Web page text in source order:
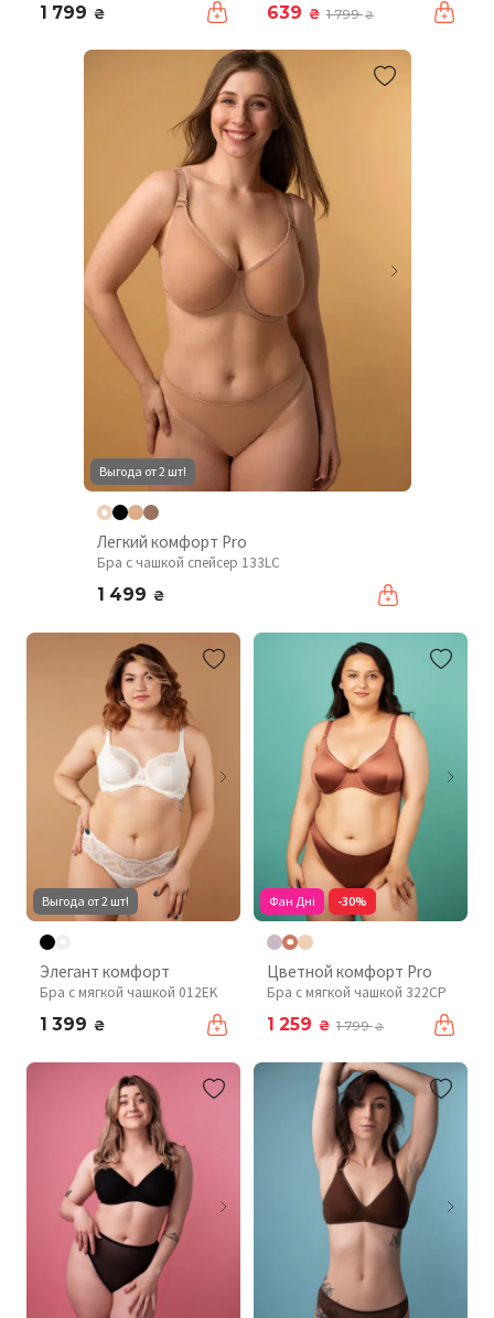
1 799 ₴ 639 ₴ 1 799₴
Выгода от 2 шт!
Легкий комфорт Pro
Бра с чашкой спейсер 133LC
1 499 ₴
Выгода от 2 шт!
Элегант комфорт
Бра с мягкой чашкой 012EK
1 399 ₴
Фан Дні -30%
Цветной комфорт Pro
Бра с мягкой чашкой 322CP
1 259 ₴ 1 799₴